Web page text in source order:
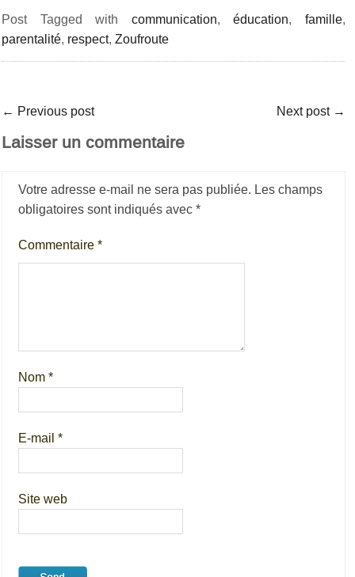
Post Tagged with communication,éducation, famille,
parentalité, respect,Zoufroute
← Previous post Next post →
Laisser un commentaire
Votre adresse e-mail ne sera pas publiée. Les champs
obligatoires sont indiqués avec*
Commentaire*
Nom*
E-mail*
Site web